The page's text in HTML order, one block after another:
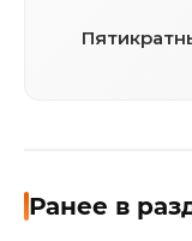
Ранее в